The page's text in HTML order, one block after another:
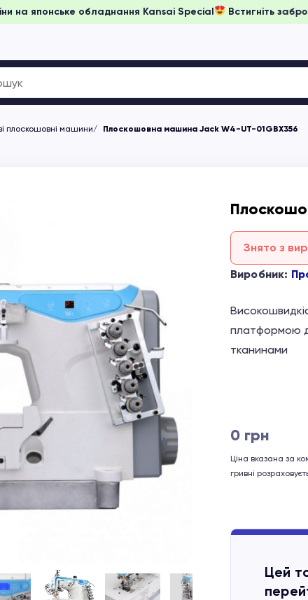
Гарячі ціни на японське обладнання Kansai Special
плоскошовні машини Плоскошовна машина Jack W4-UT-01GBX356
Знято з
Виробник:
платформою
тканинами
0 грн
Ціна вказана за
гривні
Цей